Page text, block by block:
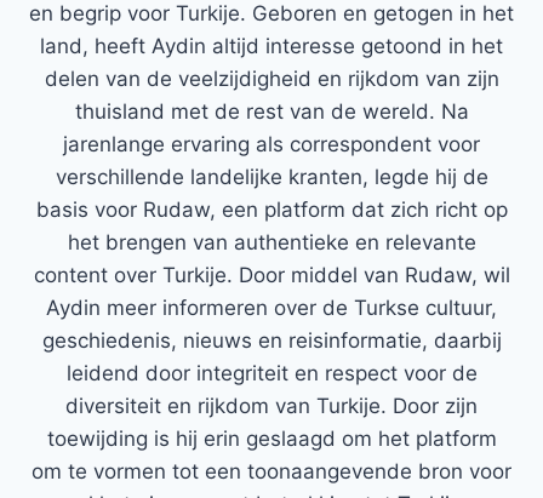
en begrip voor Turkije. Geboren en getogen in het
land, heeft Aydin altijd interesse getoond in het
delen van de veelzijdigheid en rijkdom van zijn
thuisland met de rest van de wereld. Na
jarenlange ervaring als correspondent voor
verschillende landelijke kranten, legde hij de
basis voor Rudaw, een platform dat zich richt op
het brengen van authentieke en relevante
content over Turkije. Door middel van Rudaw, wil
Aydin meer informeren over de Turkse cultuur,
geschiedenis, nieuws en reisinformatie, daarbij
leidend door integriteit en respect voor de
diversiteit en rijkdom van Turkije. Door zijn
toewijding is hij erin geslaagd om het platform
om te vormen tot een toonaangevende bron voor